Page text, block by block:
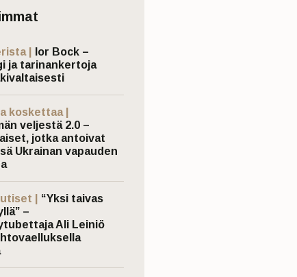
|
Ior Bock –
ja tarinankertoja
koskettaa |
veljestä 2.0 –
jotka antoivat
Ukrainan vapauden
|
“Yksi taivas
–
Ali Leiniö